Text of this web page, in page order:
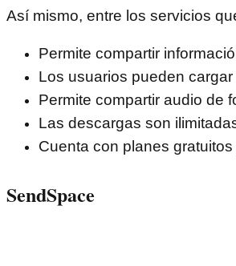
Así mismo, entre los servicios
Permite compartir
Los usuarios pueden
Permite compartir audio de
Las descargas son
Cuenta con planes
SendSpace